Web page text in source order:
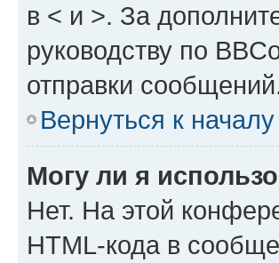
в < и >. За
руководству по
отправки
Вернуться к началу
Могу ли я
Нет. На этой
HTML-кода в